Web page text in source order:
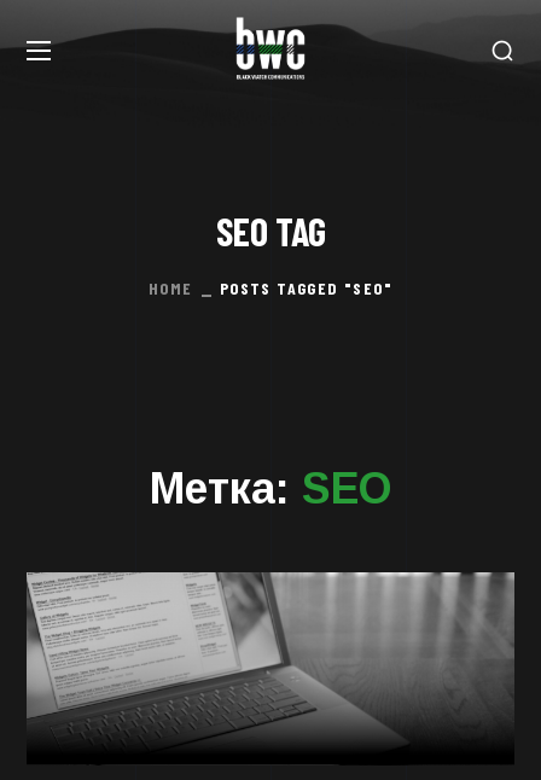
SEO TAG
HOME POSTS TAGGED "SEO"
Метка: SEO